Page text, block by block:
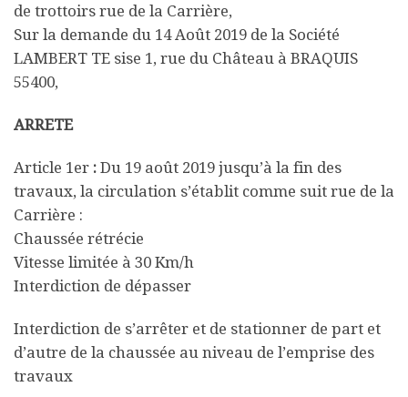
de trottoirs rue de la Carrière,
Sur la demande du 14 Août 2019 de la Société
LAMBERT TE sise 1, rue du Château à BRAQUIS
55400,
ARRETE
Article 1er : Du 19 août 2019 jusqu’à la fin des
travaux, la circulation s’établit comme suit rue de la
Carrière :
Chaussée rétrécie
Vitesse limitée à 30 Km/h
Interdiction de dépasser
Interdiction de s’arrêter et de stationner de part et
d’autre de la chaussée au niveau de l’emprise des
travaux